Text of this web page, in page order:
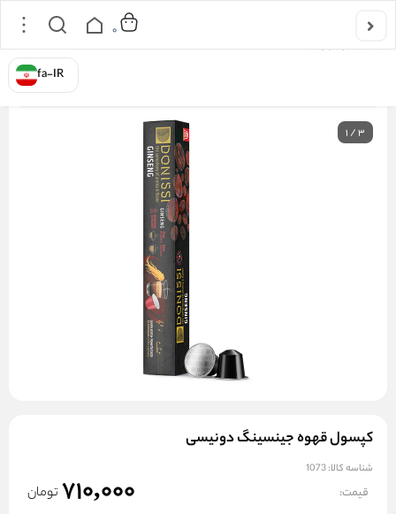
fa-IR
0
1/3
کپسول قهوه جینسینگ دونیسی
شناسه کالا:1073
قیمت: 710,000 تومان